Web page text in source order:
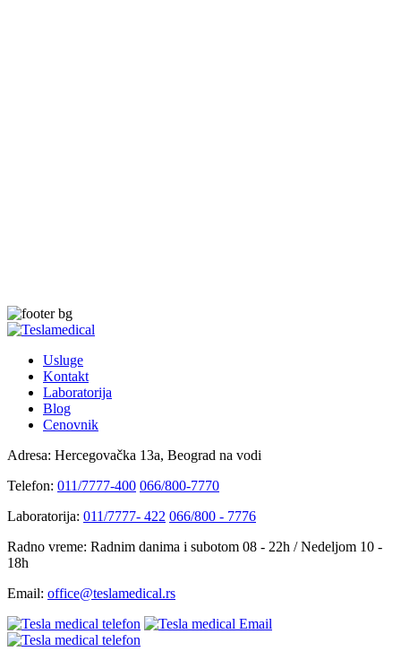
Usluge
Kontakt
Laboratorija
Blog
Cenovnik
Adresa: Hercegovačka 13a, Beograd na vodi
Telefon: 011/7777-400 066/800-7770
Laboratorija: 011/7777- 422 066/800 - 7776
Radno vreme: Radnim danima i subotom 08 - 22h / Nedeljom 10 -
18h
Email: office@teslamedical.rs